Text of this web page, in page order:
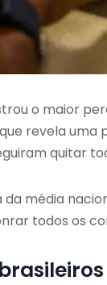
o maior
revela
quitar
média
todos os